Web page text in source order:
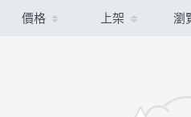
價格 上架 瀏